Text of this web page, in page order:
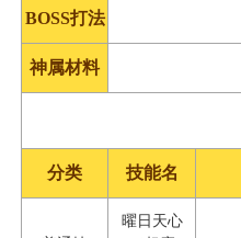
BOSS打法
神属材料
分类 技能名
曜日天心